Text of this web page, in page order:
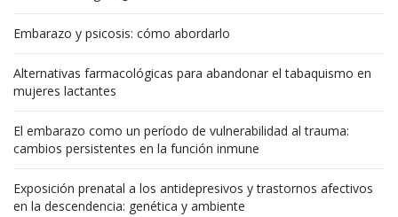
Embarazo y psicosis: cómo abordarlo
Alternativas farmacológicas para abandonar el tabaquismo en
mujeres lactantes
El embarazo como un período de vulnerabilidad al trauma:
cambios persistentes en la función inmune
Exposición prenatal a los antidepresivos y trastornos afectivos
en la descendencia: genética y ambiente